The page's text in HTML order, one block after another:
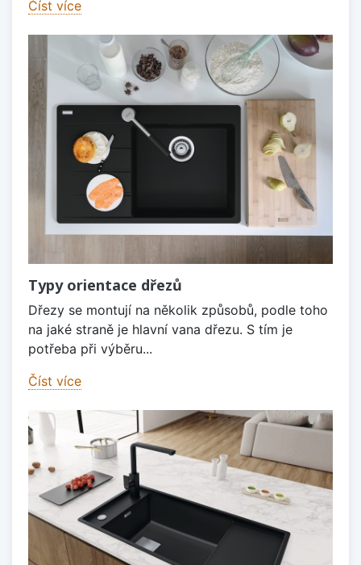
Číst více
Typy orientace dřezů
Dřezy se montují na několik způsobů, podle toho
na jaké straně je hlavní vana dřezu. S tím je
potřeba při výběru...
Číst více